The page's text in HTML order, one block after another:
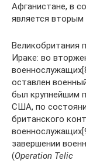
Афганистане, в
является
Великобритания
Ираке: во
оставлен
был крупнейшим
США, по
британского
завершении
(Operation Telic